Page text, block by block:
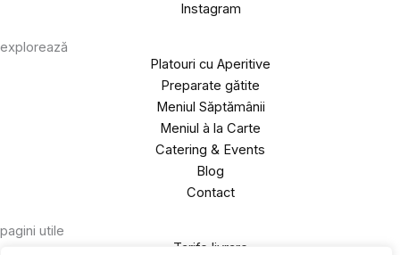
Instagram
explorează
Platouri cu Aperitive
Preparate gătite
Meniul Săptămânii
Meniul à la Carte
Catering & Events
Blog
Contact
pagini utile
Tarife livrare